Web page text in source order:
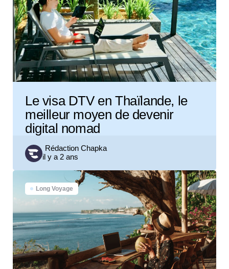
Le visa DTV en Thaïlande, le
meilleur moyen de devenir
digital nomad
Posted
by
Rédaction Chapka
il y a 2 ans
Long Voyage